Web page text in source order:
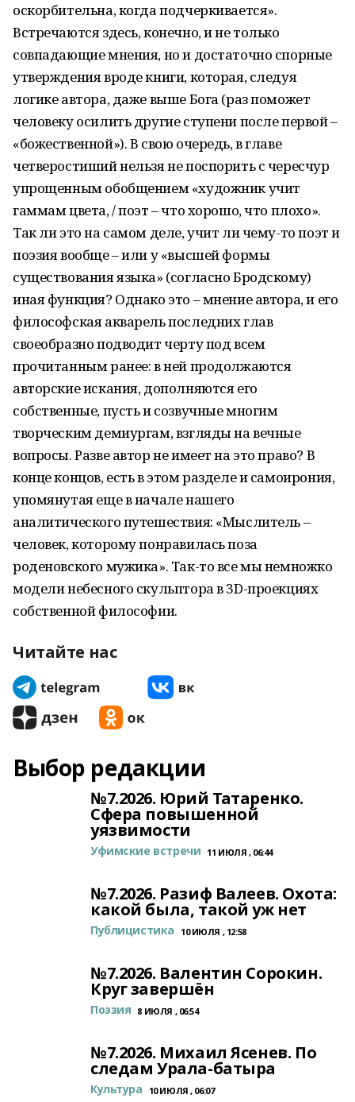
оскорбительна, когда подчеркивается».
Встречаются здесь, конечно, и не только
совпадающие мнения, но и достаточно спорные
утверждения вроде книги, которая, следуя
логике автора, даже выше Бога (раз поможет
человеку осилить другие ступени после первой –
«божественной»). В свою очередь, в главе
четверостиший нельзя не поспорить с чересчур
упрощенным обобщением «художник учит
гаммам цвета, / поэт – что хорошо, что плохо».
Так ли это на самом деле, учит ли чему-то поэт и
поэзия вообще – или у «высшей формы
существования языка» (согласно Бродскому)
иная функция? Однако это – мнение автора, и его
философская акварель последних глав
своеобразно подводит черту под всем
прочитанным ранее: в ней продолжаются
авторские искания, дополняются его
собственные, пусть и созвучные многим
творческим демиургам, взгляды на вечные
вопросы. Разве автор не имеет на это право? В
конце концов, есть в этом разделе и самоирония,
упомянутая еще в начале нашего
аналитического путешествия: «Мыслитель –
человек, которому понравилась поза
роденовского мужика». Так-то все мы немножко
модели небесного скульптора в 3D-проекциях
собственной философии.
Читайте нас
Выбор редакции
№7.2026. Юрий Татаренко.
Сфера повышенной
уязвимости
Уфимские встречи 11 ИЮЛЯ , 06:44
№7.2026. Разиф Валеев. Охота:
какой была, такой уж нет
Публицистика 10 ИЮЛЯ , 12:58
№7.2026. Валентин Сорокин.
Круг завершён
Поэзия 8 ИЮЛЯ , 06:54
№7.2026. Михаил Ясенев. По
следам Урала-батыра
Культура 10 ИЮЛЯ , 06:07